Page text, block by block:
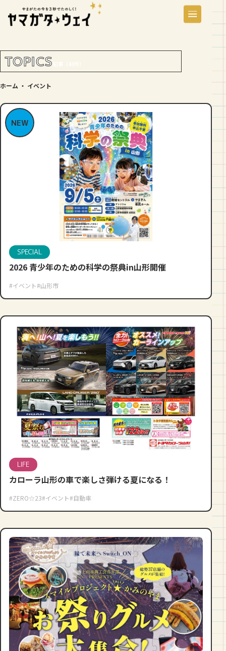
TOPICS 記事（43件）
ホーム ・ イベント
NEW
SPECIAL
2026 青少年のための科学の祭典in山形開催
#イベント#山形市
LIFE
カローラ山形の車で楽しさ弾ける夏になる！
#ZERO☆23#イベント#自動車